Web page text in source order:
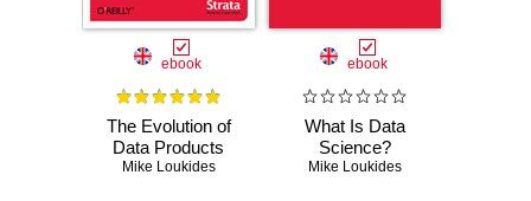
ebook
The Evolution of
Data Products
Mike Loukides
ebook
What Is Data
Science?
Mike Loukides